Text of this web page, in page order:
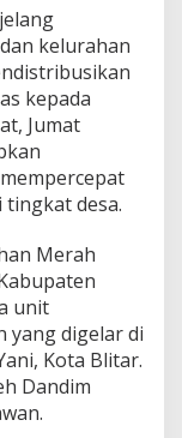
kelurahan
kepada
Jumat
desa.
Merah
unit
yang digelar di
Kota Blitar.
Dandim